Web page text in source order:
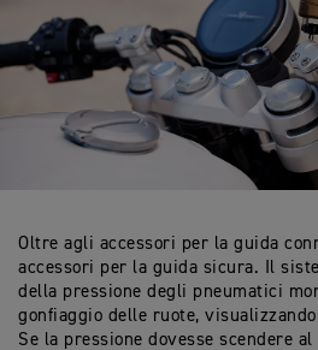
Oltre agli accessori per la guida
accessori per la guida sicura. Il
della pressione degli pneumatici
gonfiaggio delle ruote,
Se la pressione dovesse scendere